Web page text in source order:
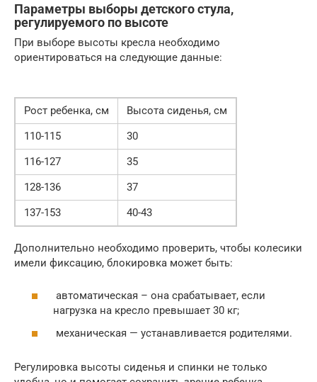
Параметры выборы детского стула,
регулируемого по высоте
При выборе высоты кресла необходимо
ориентироваться на следующие данные:
Рост ребенка, см
Высота сиденья, см
110-115
30
116-127
35
128-136
37
137-153
40-43
Дополнительно необходимо проверить, чтобы колесики
имели фиксацию, блокировка может быть:
автоматическая – она срабатывает, если
нагрузка на кресло превышает 30 кг;
механическая — устанавливается родителями.
Регулировка высоты сиденья и спинки не только